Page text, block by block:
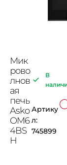
Мик
рово
лнов
ая
печь
Asko
OM6
4BS
H
В
Артику
л:
745899